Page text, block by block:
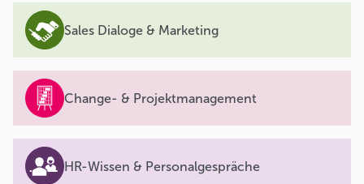
Sales Dialoge & Marketing
Change- & Projektmanagement
HR-Wissen & Personalgespräche